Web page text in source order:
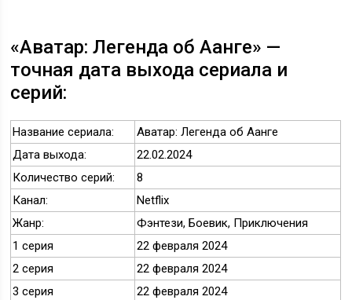
«Аватар: Легенда об Аанге» —
точная дата выхода сериала и
серий:
Название сериала:
Аватар: Легенда об Аанге
Дата выхода:
22.02.2024
Количество серий:
8
Канал:
Netflix
Жанр:
Фэнтези, Боевик, Приключения
1 серия
22 февраля 2024
2 серия
22 февраля 2024
3 серия
22 февраля 2024